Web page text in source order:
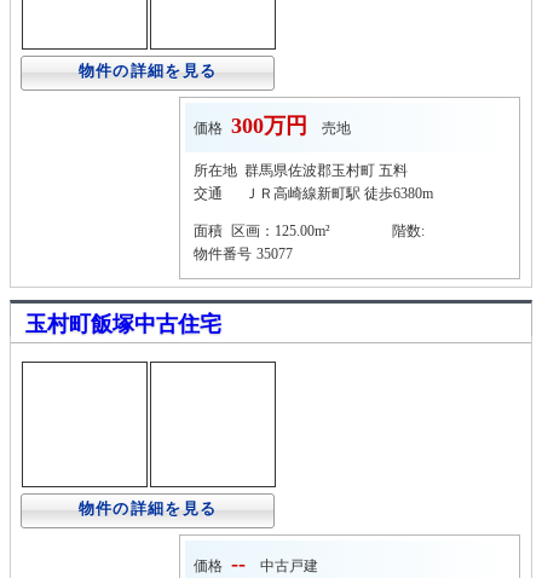
物件の詳細を見る
価格 300万円 売地
所在地 群馬県佐波郡玉村町 五料
交通
ＪＲ高崎線新町駅 徒歩6380m
面積 区画：125.00m²
階数:
物件番号 35077
玉村町飯塚中古住宅
物件の詳細を見る
価格 -- 中古戸建